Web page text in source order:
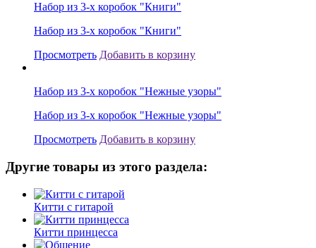
Набор из 3-х коробок "Книги"
Набор из 3-х коробок "Книги"
Просмотреть Добавить в корзину
Набор из 3-х коробок "Нежные узоры"
Набор из 3-х коробок "Нежные узоры"
Просмотреть Добавить в корзину
Другие товары из этого раздела:
Китти с гитарой
Китти принцесса